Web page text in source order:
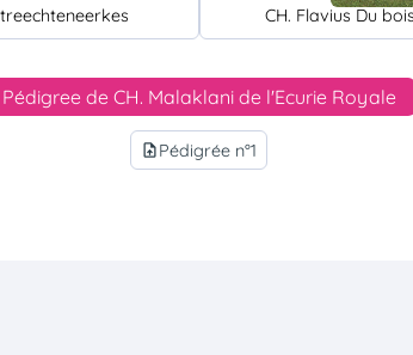
CH. Flavius Du
Pédigree de CH. Malaklani de l'Ecurie Royale
upload_file Pédigrée n°1